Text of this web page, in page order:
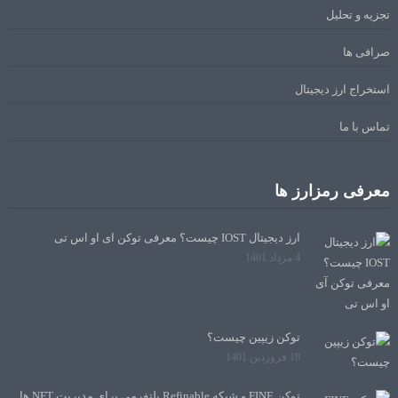
تجزیه و تحلیل
صرافی ها
استخراج ارز دیجیتال
تماس با ما
معرفی رمزارز ها
ارز دیجیتال IOST چیست؟ معرفی توکن آی او اس تی
4 مرداد 1401
توکن زیپین چیست؟